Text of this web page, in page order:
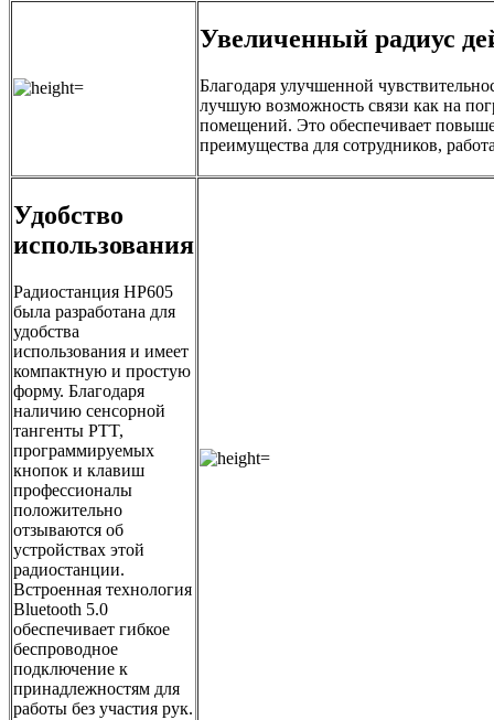
Увеличенный радиус
Благодаря улучшенной
лучшую возможность связи как на
помещений. Это обеспечивает
преимущества для сотрудников,
Удобство
использования
Радиостанция HP605
была разработана для
удобства
использования и имеет
компактную и простую
форму. Благодаря
наличию сенсорной
тангенты PTT,
программируемых
кнопок и клавиш
профессионалы
положительно
отзываются об
устройствах этой
радиостанции.
Встроенная технология
Bluetooth 5.0
обеспечивает гибкое
беспроводное
подключение к
принадлежностям для
работы без участия рук.